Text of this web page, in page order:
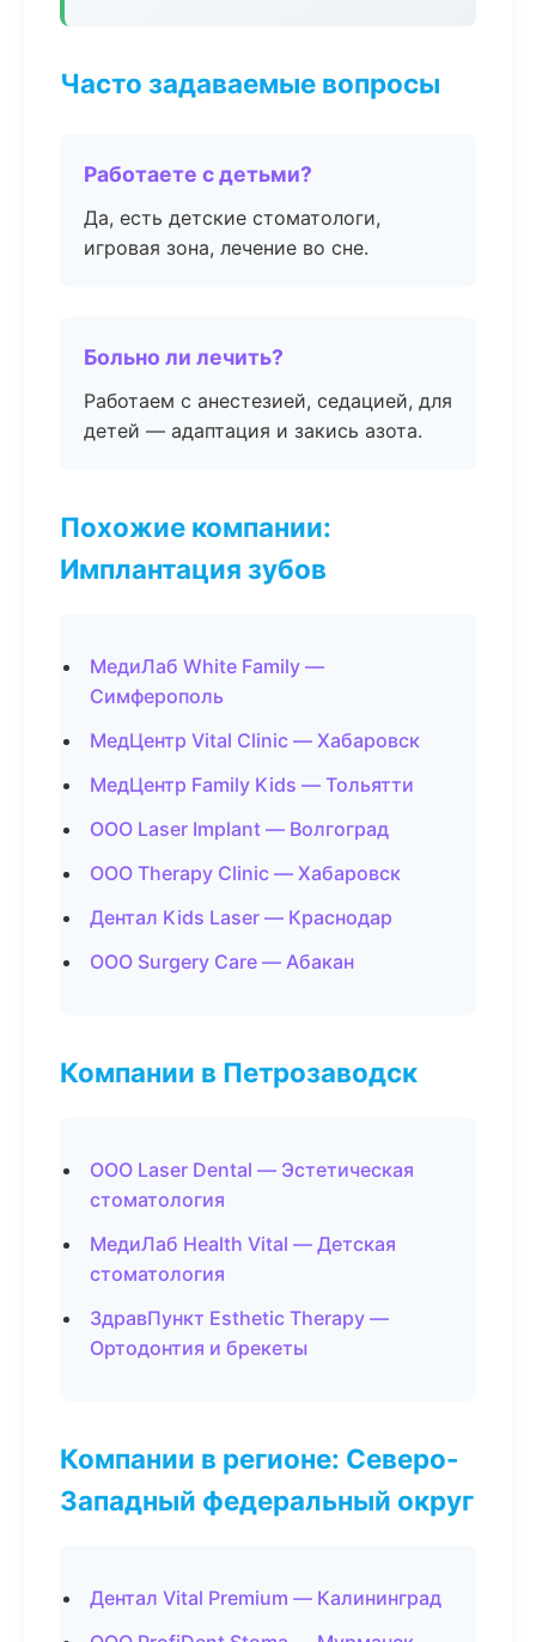
Часто задаваемые вопросы
Работаете с детьми?
Да, есть детские стоматологи,
игровая зона, лечение во сне.
Больно ли лечить?
Работаем с анестезией, седацией, для
детей — адаптация и закись азота.
Похожие компании:
Имплантация зубов
МедиЛаб White Family —
Симферополь
МедЦентр Vital Clinic — Хабаровск
МедЦентр Family Kids — Тольятти
ООО Laser Implant — Волгоград
ООО Therapy Clinic — Хабаровск
Дентал Kids Laser — Краснодар
ООО Surgery Care — Абакан
Компании в Петрозаводск
ООО Laser Dental — Эстетическая
стоматология
МедиЛаб Health Vital — Детская
стоматология
ЗдравПункт Esthetic Therapy —
Ортодонтия и брекеты
Компании в регионе: Северо-
Западный федеральный округ
Дентал Vital Premium — Калининград